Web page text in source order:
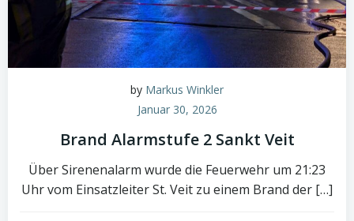
by Markus Winkler
Januar 30, 2026
Brand Alarmstufe 2 Sankt Veit
Über Sirenenalarm wurde die Feuerwehr um 21:23
Uhr vom Einsatzleiter St. Veit zu einem Brand der […]